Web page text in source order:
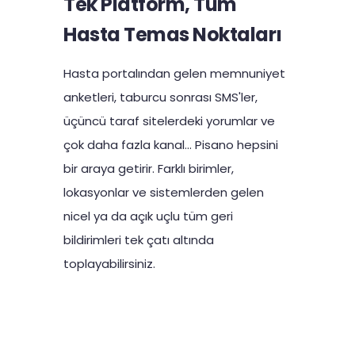
Hasta Temas Noktaları
Hasta portalından gelen memnuniyet
anketleri, taburcu sonrası SMS'ler,
üçüncü taraf sitelerdeki yorumlar ve
çok daha fazla kanal... Pisano hepsini
bir araya getirir. Farklı birimler,
lokasyonlar ve sistemlerden gelen
nicel ya da açık uçlu tüm geri
bildirimleri tek çatı altında
toplayabilirsiniz.